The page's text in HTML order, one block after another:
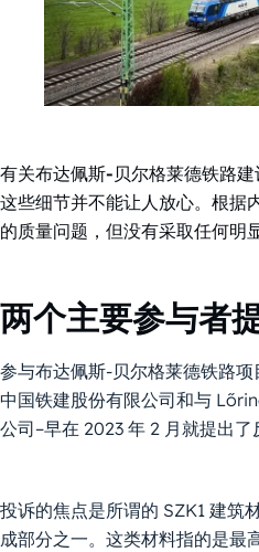
有关布达佩斯-贝尔格莱德铁路
这些细节并不能让人放心。根据
的质量问题，但没有采取任何明
两个主要参与者
参与布达佩斯-贝尔格莱德铁路
中国铁建股份有限公司和与
公司–早在 2023 年 2 月就提出了
投诉的焦点是所谓的 SZK1 建筑
成部分之一。这类材料指的是最